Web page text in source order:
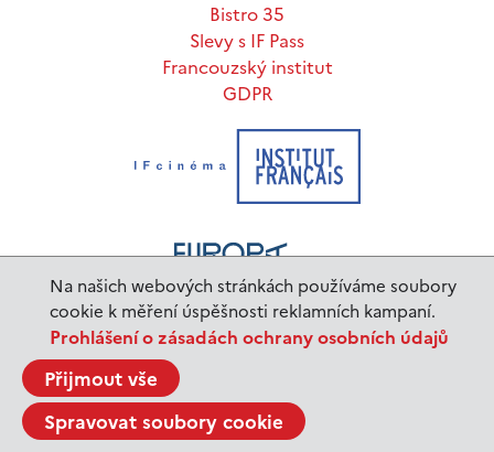
Na našich webových stránkách používáme soubory
cookie k měření úspěšnosti reklamních kampaní.
Prohlášení o zásadách ochrany osobních údajů
Přijmout vše
Spravovat soubory cookie
Bistro 35
Slevy s IF Pass
Francouzský institut
GDPR
© 2023 Institut français de Prague |
code:BurnITdesign:Tajpej Design